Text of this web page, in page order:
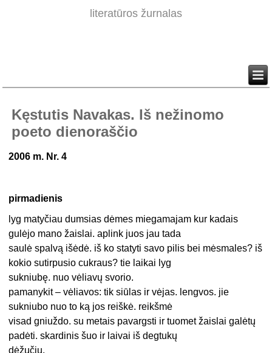
literatūros žurnalas
Kęstutis Navakas. Iš nežinomo
poeto dienoraščio
2006 m. Nr. 4
pirmadienis
lyg matyčiau dumsias dėmes miegamajam kur kadais
gulėjo mano žaislai. aplink juos jau tada
saulė spalvą išėdė. iš ko statyti savo pilis bei mėsmales? iš
kokio sutirpusio cukraus? tie laikai lyg
sukniubę. nuo vėliavų svorio.
pamanykit – vėliavos: tik siūlas ir vėjas. lengvos. jie
sukniubo nuo to ką jos reiškė. reikšmė
visad gniuždo. su metais pavargsti ir tuomet žaislai galėtų
padėti. skardinis šuo ir laivai iš degtukų
dėžučių.